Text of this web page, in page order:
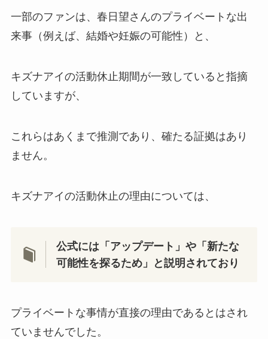
一部のファンは、春日望さんのプライベートな出
来事（例えば、結婚や妊娠の可能性）と、
キズナアイの活動休止期間が一致していると指摘
していますが、
これらはあくまで推測であり、確たる証拠はあり
ません。
キズナアイの活動休止の理由については、
公式には「アップデート」や「新たな
可能性を探るため」と説明されており
プライベートな事情が直接の理由であるとはされ
ていませんでした。